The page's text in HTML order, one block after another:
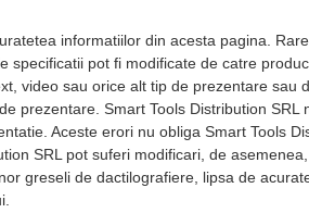
informatiilor din acesta pagina.
specificatii pot fi modificate de catre
video sau orice alt tip de prezentare
prezentare. Smart Tools Distribution
Aceste erori nu obliga Smart Tools
SRL pot suferi modificari, de
greseli de dactilografiere, lipsa de